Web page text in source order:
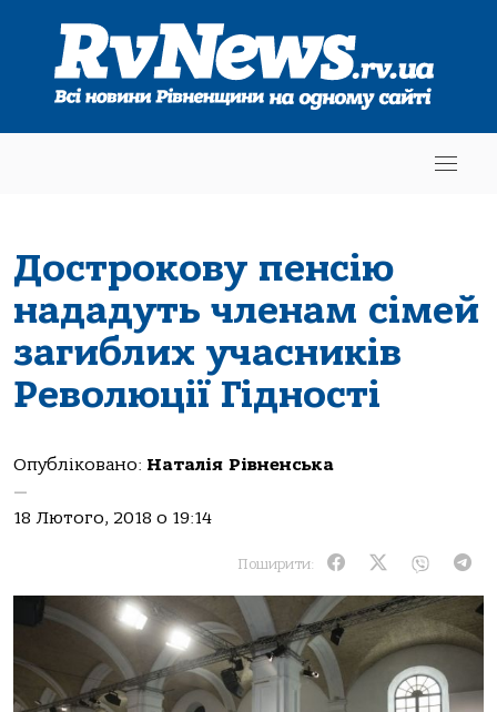
Дострокову пенсію
нададуть членам сімей
загиблих учасників
Революції Гідності
Опубліковано: Наталія Рівненська
—
18 Лютого, 2018 о 19:14
Поширити: